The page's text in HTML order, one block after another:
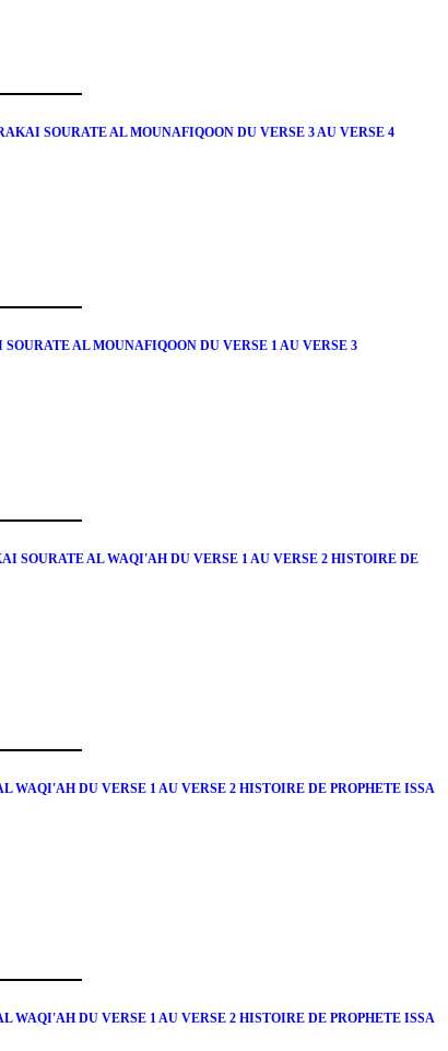
SOURATE AL MOUNAFIQOON DU VERSE 3 AU VERSE 4
AL MOUNAFIQOON DU VERSE 1 AU VERSE 3
SOURATE AL WAQI'AH DU VERSE 1 AU VERSE 2 HISTOIRE DE
DU VERSE 1 AU VERSE 2 HISTOIRE DE PROPHETE ISSA
DU VERSE 1 AU VERSE 2 HISTOIRE DE PROPHETE ISSA